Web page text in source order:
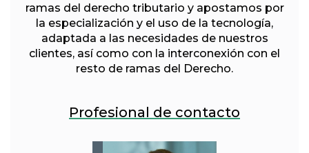
ramas del derecho tributario y apostamos por
la especialización y el uso de la tecnología,
adaptada a las necesidades de nuestros
clientes, así como con la interconexión con el
resto de ramas del Derecho.
Profesional de contacto